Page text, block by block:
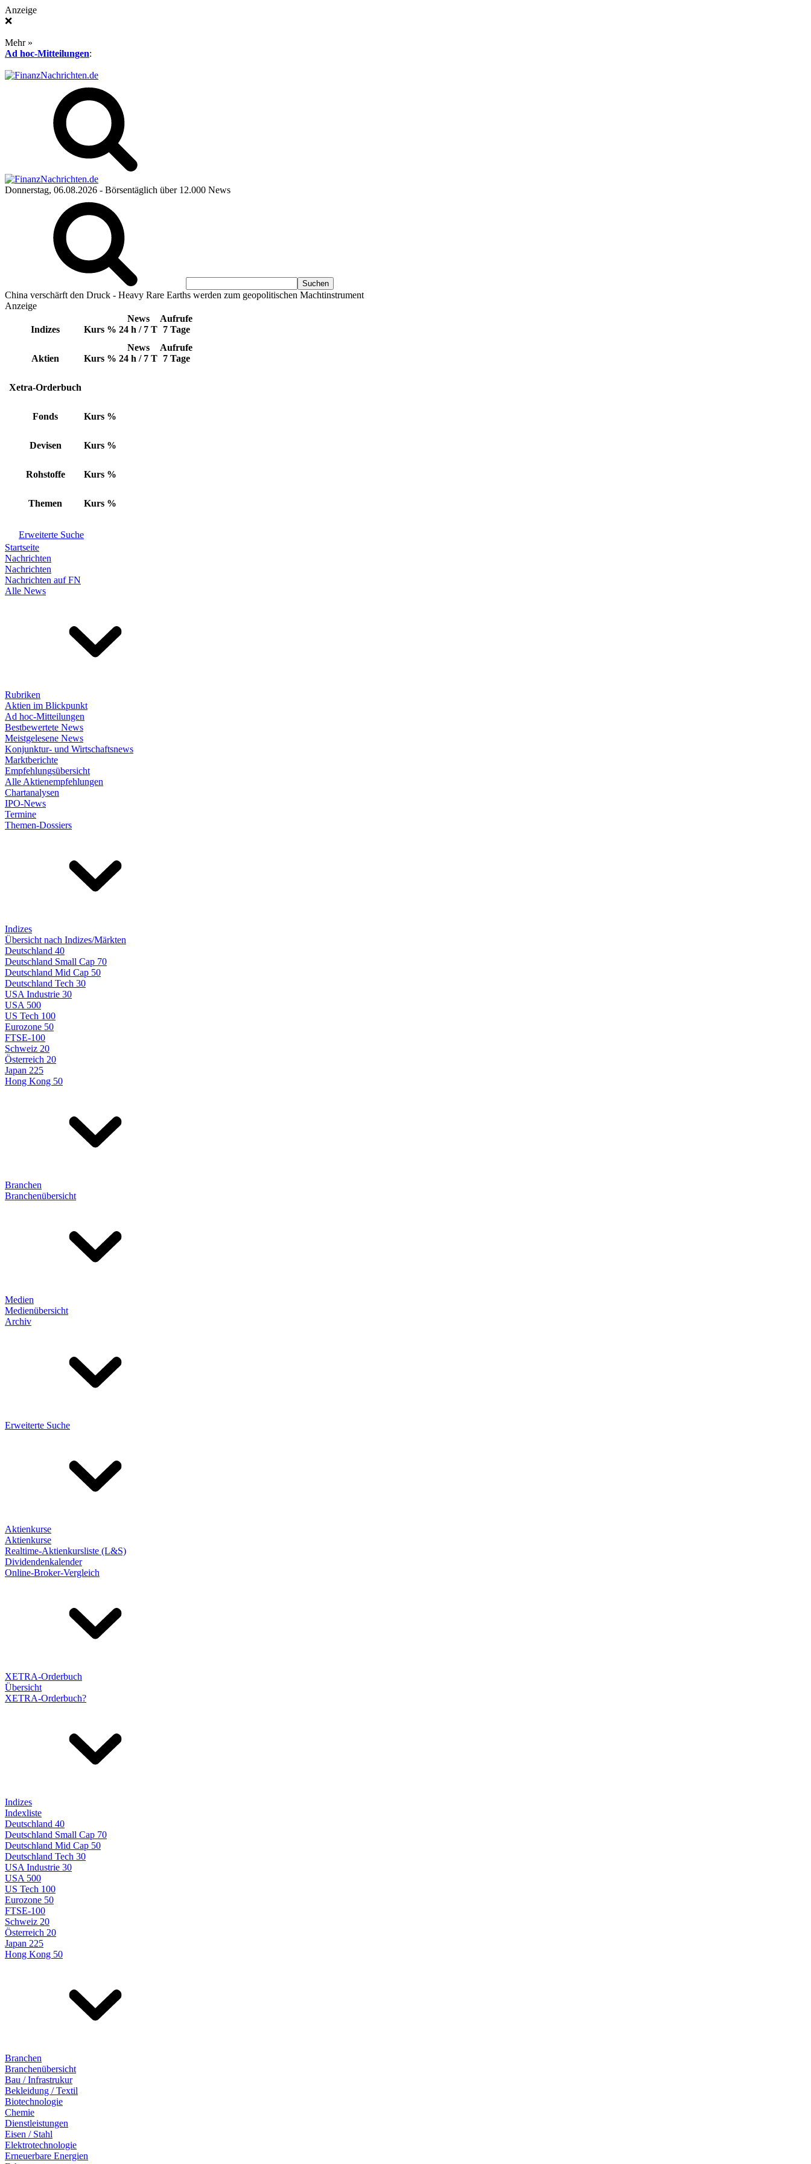
Anzeige
❌
Mehr »
Ad hoc-Mitteilungen:
Donnerstag, 06.08.2026 - Börsentäglich über 12.000 News
China verschärft den Druck - Heavy Rare Earths werden zum geopolitischen Machtinstrument
Anzeige
Indizes Kurs %
News
24 h / 7 T
Aufrufe
7 Tage
Aktien Kurs %
News
24 h / 7 T
Aufrufe
7 Tage
Xetra-Orderbuch
Fonds Kurs %
Devisen Kurs %
Rohstoffe Kurs %
Themen Kurs %
Erweiterte Suche
Startseite
Nachrichten
Nachrichten
Nachrichten auf FN
Alle News
Rubriken
Aktien im Blickpunkt
Ad hoc-Mitteilungen
Bestbewertete News
Meistgelesene News
Konjunktur- und Wirtschaftsnews
Marktberichte
Empfehlungsübersicht
Alle Aktienempfehlungen
Chartanalysen
IPO-News
Termine
Themen-Dossiers
Indizes
Übersicht nach Indizes/Märkten
Deutschland 40
Deutschland Small Cap 70
Deutschland Mid Cap 50
Deutschland Tech 30
USA Industrie 30
USA 500
US Tech 100
Eurozone 50
FTSE-100
Schweiz 20
Österreich 20
Japan 225
Hong Kong 50
Branchen
Branchenübersicht
Medien
Medienübersicht
Archiv
Erweiterte Suche
Aktienkurse
Aktienkurse
Realtime-Aktienkursliste (L&S)
Dividendenkalender
Online-Broker-Vergleich
XETRA-Orderbuch
Übersicht
XETRA-Orderbuch?
Indizes
Indexliste
Deutschland 40
Deutschland Small Cap 70
Deutschland Mid Cap 50
Deutschland Tech 30
USA Industrie 30
USA 500
US Tech 100
Eurozone 50
FTSE-100
Schweiz 20
Österreich 20
Japan 225
Hong Kong 50
Branchen
Branchenübersicht
Bau / Infrastrukur
Bekleidung / Textil
Biotechnologie
Chemie
Dienstleistungen
Eisen / Stahl
Elektrotechnologie
Erneuerbare Energien